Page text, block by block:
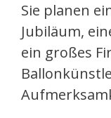
Sie planen
Jubiläum,
ein großes